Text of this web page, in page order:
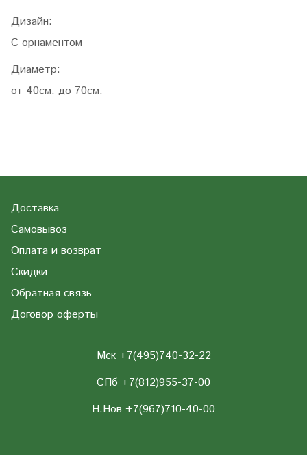
Дизайн:
С орнаментом
Диаметр:
от 40см. до 70см.
Доставка
Самовывоз
Оплата и возврат
Скидки
Обратная связь
Договор оферты
Мск +7(495)740-32-22
СПб +7(812)955-37-00
Н.Нов +7(967)710-40-00